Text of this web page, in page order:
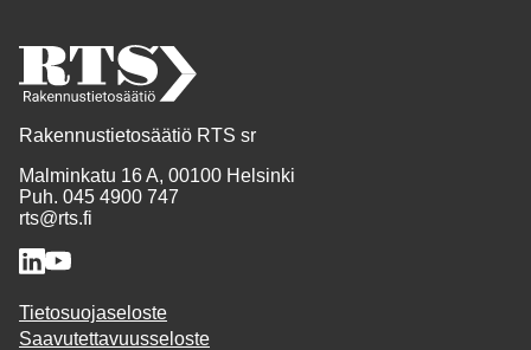
Rakennustietosäätiö RTS sr
Malminkatu 16 A, 00100 Helsinki
Puh. 045 4900 747
rts@rts.fi
Tietosuojaseloste
Saavutettavuusseloste